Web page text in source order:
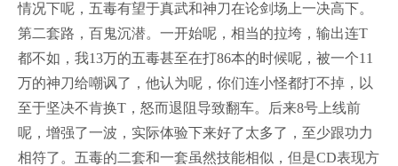
情况下呢，五毒有望于真武和神刀在论剑场上一决高下。
第二套路，百鬼沉潜。一开始呢，相当的拉垮，输出连T
都不如，我13万的五毒甚至在打86本的时候呢，被一个11
万的神刀给嘲讽了，他认为呢，你们连小怪都打不掉，以
至于坚决不肯换T，怒而退阻导致翻车。后来8号上线前
呢，增强了一波，实际体验下来好了太多了，至少跟功力
相符了。五毒的二套和一套虽然技能相似，但是CD表现方